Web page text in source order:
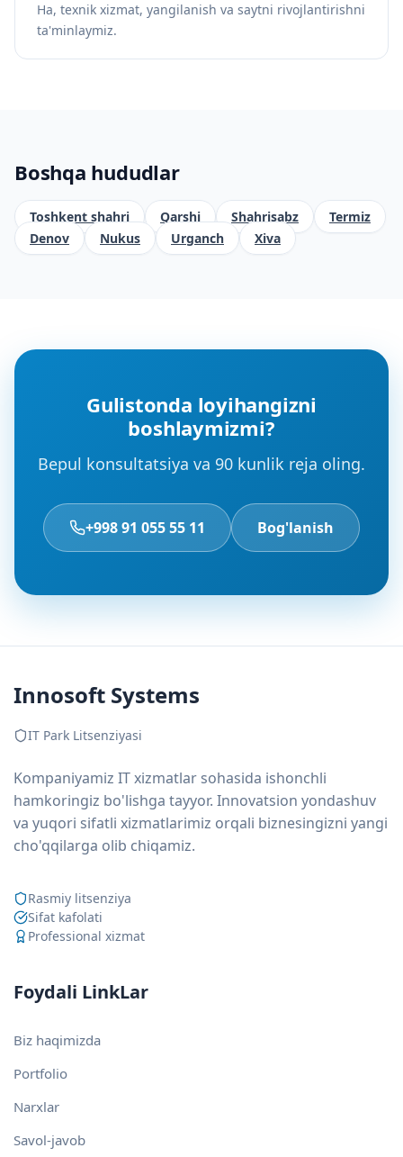
Ha, texnik xizmat, yangilanish va saytni rivojlantirishni
ta'minlaymiz.
Boshqa hududlar
Toshkent shahri Qarshi Shahrisabz
Termiz
Denov
Nukus Urganch Xiva
Gulistonda loyihangizni
boshlaymizmi?
Bepul konsultatsiya va 90 kunlik reja oling.
+998 91 055 55 11 Bog'lanish
Innosoft Systems
IT Park Litsenziyasi
Kompaniyamiz IT xizmatlar sohasida ishonchli
hamkoringiz bo'lishga tayyor. Innovatsion yondashuv
va yuqori sifatli xizmatlarimiz orqali biznesingizni yangi
cho'qqilarga olib chiqamiz.
Rasmiy litsenziya
Sifat kafolati
Professional xizmat
Foydali LinkLar
Biz haqimizda
Portfolio
Narxlar
Savol-javob